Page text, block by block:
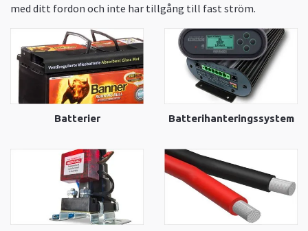
med ditt fordon och inte har tillgång till fast ström.
Batterier Batterihanteringssystem